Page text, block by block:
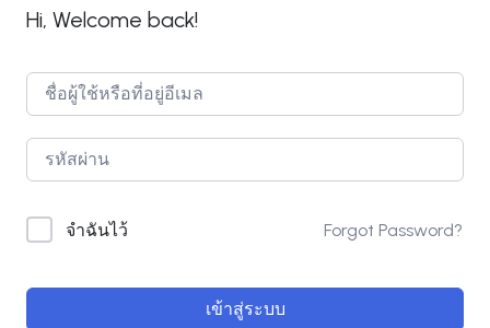
Hi, Welcome back!
จำฉันไว้ Forgot Password?
เข้าสู่ระบบ